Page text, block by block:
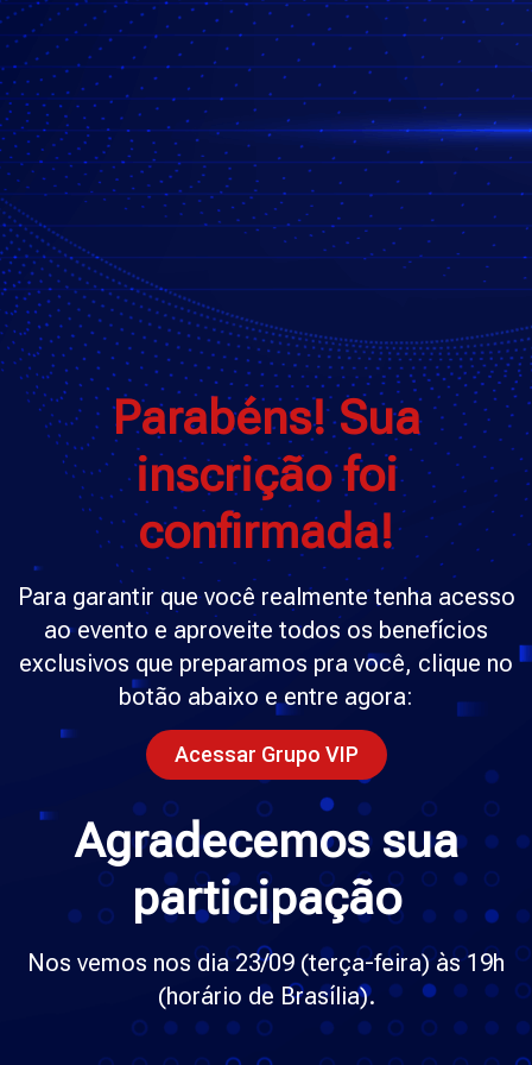
Parabéns! Sua
inscrição foi
confirmada!
Para garantir que você realmente tenha acesso
ao evento e aproveite todos os benefícios
exclusivos que preparamos pra você, clique no
botão abaixo e entre agora:
Acessar Grupo VIP
Agradecemos sua
participação
Nos vemos nos dia 23/09 (terça-feira) às 19h
(horário de Brasília).